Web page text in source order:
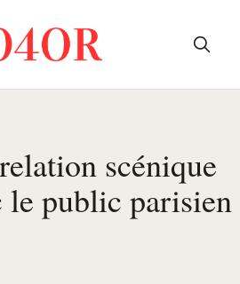
scénique
le public parisien